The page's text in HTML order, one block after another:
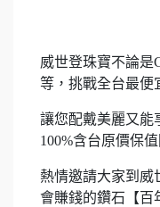
威世登珠寶不論
等，挑戰全台最便
讓您配戴美麗又能
100%含台原價保
熱情邀請大家到威
會賺錢的鑽石【百